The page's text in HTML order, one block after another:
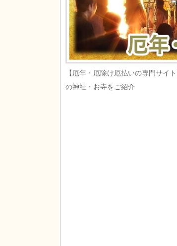
【厄年・厄除け厄払いの専門サイ
の神社・お寺をご紹介